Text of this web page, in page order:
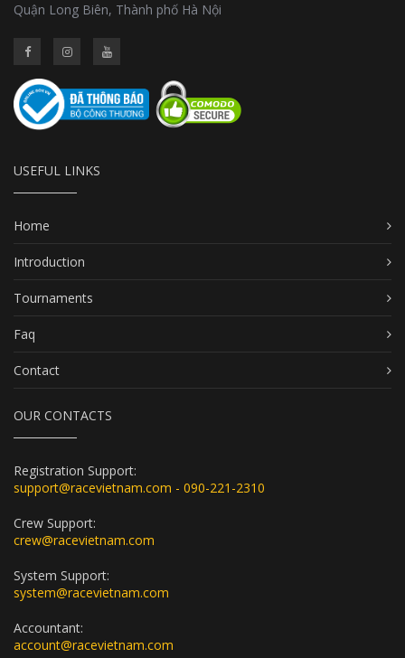
Quận Long Biên, Thành phố Hà Nội
USEFUL LINKS
Home
Introduction
Tournaments
Faq
Contact
OUR CONTACTS
Registration Support:
support@racevietnam.com - 090-221-2310
Crew Support:
crew@racevietnam.com
System Support:
system@racevietnam.com
Accountant:
account@racevietnam.com